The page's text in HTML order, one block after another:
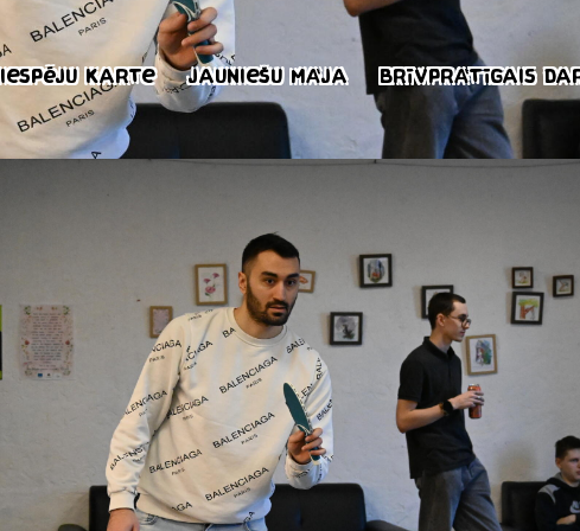
Iespēju karte Jauniešu māja Brīvprātīgais